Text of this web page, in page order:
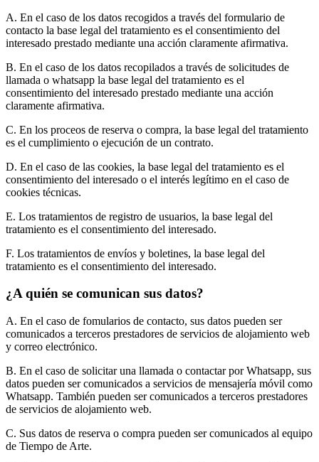
A. En el caso de los datos recogidos a través del formulario de
contacto la base legal del tratamiento es el consentimiento del
interesado prestado mediante una acción claramente afirmativa.
B. En el caso de los datos recopilados a través de solicitudes de
llamada o whatsapp la base legal del tratamiento es el
consentimiento del interesado prestado mediante una acción
claramente afirmativa.
C. En los proceos de reserva o compra, la base legal del tratamiento
es el cumplimiento o ejecución de un contrato.
D. En el caso de las cookies, la base legal del tratamiento es el
consentimiento del interesado o el interés legítimo en el caso de
cookies técnicas.
E. Los tratamientos de registro de usuarios, la base legal del
tratamiento es el consentimiento del interesado.
F. Los tratamientos de envíos y boletines, la base legal del
tratamiento es el consentimiento del interesado.
¿A quién se comunican sus datos?
A. En el caso de fomularios de contacto, sus datos pueden ser
comunicados a terceros prestadores de servicios de alojamiento web
y correo electrónico.
B. En el caso de solicitar una llamada o contactar por Whatsapp, sus
datos pueden ser comunicados a servicios de mensajería móvil como
Whatsapp. También pueden ser comunicados a terceros prestadores
de servicios de alojamiento web.
C. Sus datos de reserva o compra pueden ser comunicados al equipo
de Tiempo de Arte.